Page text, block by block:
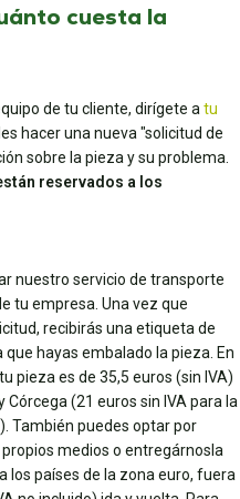
cuesta la
de tu cliente, dirígete a tu
hacer una nueva "solicitud de
sobre la pieza y su problema.
reservados a los
nuestro servicio de transporte
tu empresa. Una vez que
recibirás una etiqueta de
hayas embalado la pieza. En
pieza es de 35,5 euros (sin IVA)
(21 euros sin IVA para la
También puedes optar por
medios o entregárnosla
los países de la zona euro, fuera